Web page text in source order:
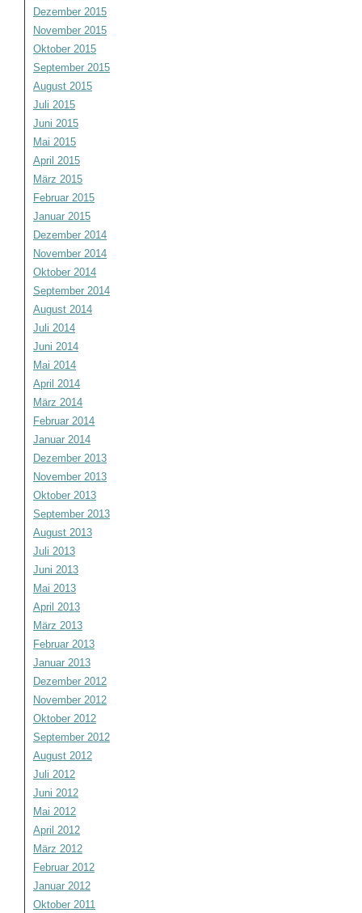
Dezember 2015
November 2015
Oktober 2015
September 2015
August 2015
Juli 2015
Juni 2015
Mai 2015
April 2015
März 2015
Februar 2015
Januar 2015
Dezember 2014
November 2014
Oktober 2014
September 2014
August 2014
Juli 2014
Juni 2014
Mai 2014
April 2014
März 2014
Februar 2014
Januar 2014
Dezember 2013
November 2013
Oktober 2013
September 2013
August 2013
Juli 2013
Juni 2013
Mai 2013
April 2013
März 2013
Februar 2013
Januar 2013
Dezember 2012
November 2012
Oktober 2012
September 2012
August 2012
Juli 2012
Juni 2012
Mai 2012
April 2012
März 2012
Februar 2012
Januar 2012
Oktober 2011